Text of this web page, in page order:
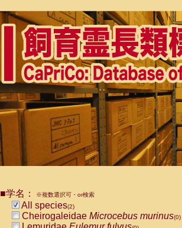
■学名： ※複数選択可・or検索
All species(2)
Cheirogaleidae Microcebus murinus(0)